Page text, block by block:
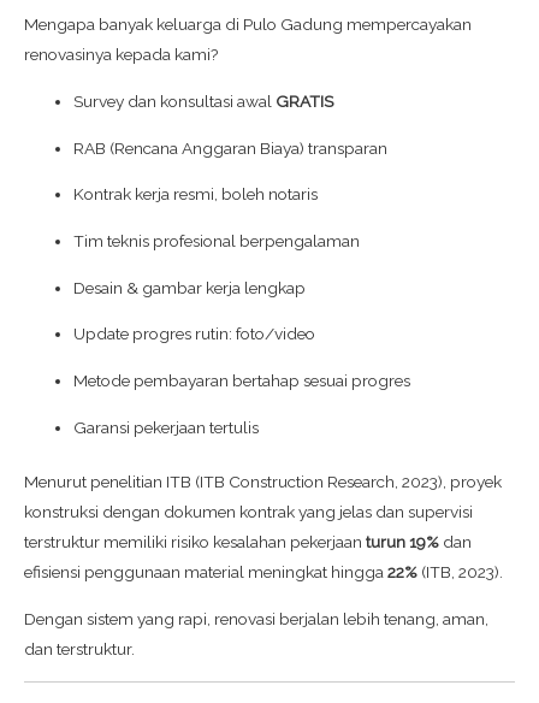
Mengapa banyak keluarga di Pulo Gadung mempercayakan
renovasinya kepada kami?
Survey dan konsultasi awal GRATIS
RAB (Rencana Anggaran Biaya) transparan
Kontrak kerja resmi, boleh notaris
Tim teknis profesional berpengalaman
Desain & gambar kerja lengkap
Update progres rutin: foto/video
Metode pembayaran bertahap sesuai progres
Garansi pekerjaan tertulis
Menurut penelitian ITB (ITB Construction Research, 2023), proyek
konstruksi dengan dokumen kontrak yang jelas dan supervisi
terstruktur memiliki risiko kesalahan pekerjaan turun 19% dan
efisiensi penggunaan material meningkat hingga 22% (ITB, 2023).
Dengan sistem yang rapi, renovasi berjalan lebih tenang, aman,
dan terstruktur.